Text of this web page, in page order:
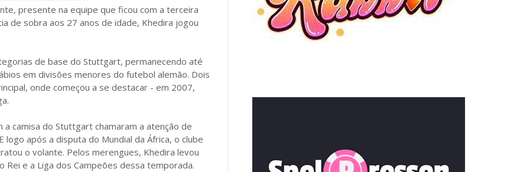
presente na equipe que ficou com a terceira
de sobra aos 27 anos de idade, Khedira jogou
de base do Stuttgart, permanecendo até
em divisões menores do futebol alemão. Dois
onde começou a se destacar - em 2007,
camisa do Stuttgart chamaram a atenção de
após a disputa do Mundial da África, o clube
o volante. Pelos merengues, Khedira levou
Rei e a Liga dos Campeões dessa temporada.